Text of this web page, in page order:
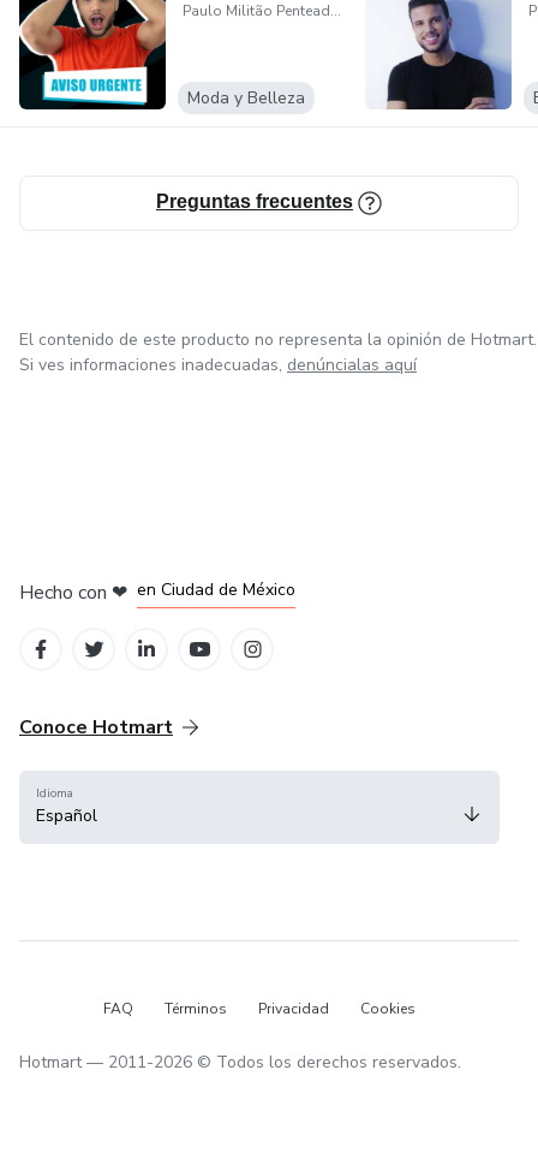
Paulo Militão Penteados
Moda y Belleza
Preguntas frecuentes
El contenido de este producto no representa la opinión de Hotmart.
Si ves informaciones inadecuadas, denúncialas aquí
Hecho con ❤ en Ciudad de México
Conoce Hotmart
Idioma
Español
FAQ Términos Privacidad Cookies
Hotmart — 2011-2026 © Todos los derechos reservados.